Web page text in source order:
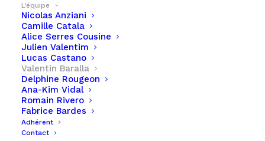
L’équipe
Nicolas Anziani
Camille Catala
Alice Serres Cousine
Julien Valentim
Lucas Castano
Valentin Baralla
Delphine Rougeon
Ana-Kim Vidal
Romain Rivero
Fabrice Bardes
Adhérent
Contact
Certifications & expertises :
Kinésithérapeute de l’
Réathlétisation du genou
DIU Biomécanique de l’appareil locomoteur
(Université Paul Sabatier – Toulouse III)